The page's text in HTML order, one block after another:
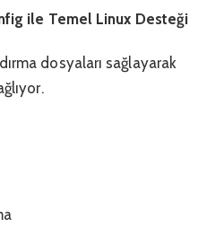
ile Temel Linux Desteği
dosyaları sağlayarak